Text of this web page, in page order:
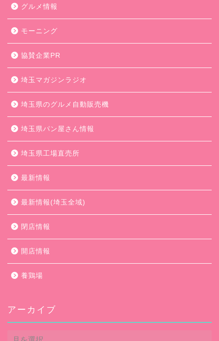
グルメ情報
モーニング
協賛企業PR
埼玉マガジンラジオ
埼玉県のグルメ自動販売機
埼玉県パン屋さん情報
埼玉県工場直売所
最新情報
最新情報(埼玉全域)
閉店情報
開店情報
養鶏場
アーカイブ
ア